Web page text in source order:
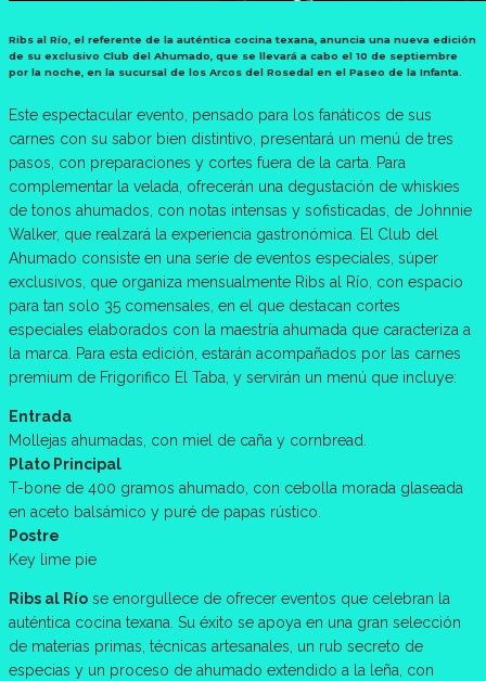
Ribs al Río, el referente de la auténtica cocina texana, anuncia una nueva edición
de su exclusivo Club del Ahumado, que se llevará a cabo el 10 de septiembre
por la noche, en la sucursal de los Arcos del Rosedal en el Paseo de la Infanta.
Este espectacular evento, pensado para los fanáticos de sus
carnes con su sabor bien distintivo, presentará un menú de tres
pasos, con preparaciones y cortes fuera de la carta. Para
complementar la velada, ofrecerán una degustación de whiskies
de tonos ahumados, con notas intensas y sofisticadas, de Johnnie
Walker, que realzará la experiencia gastronómica. El Club del
Ahumado consiste en una serie de eventos especiales, súper
exclusivos, que organiza mensualmente Ribs al Río, con espacio
para tan solo 35 comensales, en el que destacan cortes
especiales elaborados con la maestría ahumada que caracteriza a
la marca. Para esta edición, estarán acompañados por las carnes
premium de Frigorifico El Taba, y servirán un menú que incluye:
Entrada
Mollejas ahumadas, con miel de caña y cornbread.
Plato Principal
T-bone de 400 gramos ahumado, con cebolla morada glaseada
en aceto balsámico y puré de papas rústico.
Postre
Key lime pie
Ribs al Río se enorgullece de ofrecer eventos que celebran la
auténtica cocina texana. Su éxito se apoya en una gran selección
de materias primas, técnicas artesanales, un rub secreto de
especias y un proceso de ahumado extendido a la leña, con